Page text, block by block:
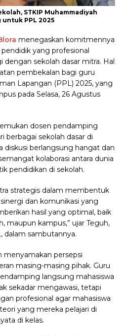
STKIP Muhammadiyah
untuk PPL 2025
menegaskan komitmennya
yang profesional
sekolah dasar mitra. Hal
pembekalan bagi guru
Lapangan (PPL) 2025, yang
pada Selasa, 26 Agustus
dosen pendamping
berbagai sekolah dasar di
diskusi berlangsung hangat dan
kolaborasi antara dunia
pendidikan di sekolah.
strategis dalam membentuk
dan komunikasi yang
hasil yang optimal, baik
maupun kampus,” ujar Teguh,
dalam sambutannya.
menyamakan persepsi
masing-masing pihak. Guru
langsung mahasiswa
sekadar mengawasi, tetapi
profesional agar mahasiswa
yang mereka pelajari di
di kelas.